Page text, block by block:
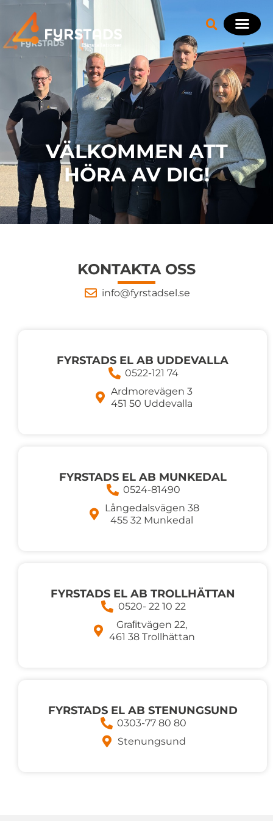
VÄLKOMMEN ATT
HÖRA AV DIG!
KONTAKTA OSS
info@fyrstadsel.se
FYRSTADS EL AB UDDEVALLA
0522-121 74
Ardmorevägen 3
451 50 Uddevalla
FYRSTADS EL AB MUNKEDAL
0524-81490
Långedalsvägen 38
455 32 Munkedal
FYRSTADS EL AB TROLLHÄTTAN
0520- 22 10 22
Graﬁtvägen 22,
461 38 Trollhättan
FYRSTADS EL AB STENUNGSUND
0303-77 80 80
Stenungsund